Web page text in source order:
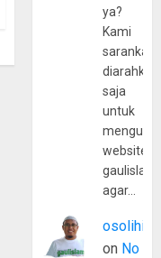
ya?
Kami
sarankan,
diarahkan
saja
untuk
website
agar…
osolihin
on No